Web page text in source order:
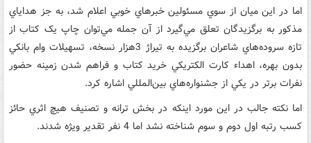
اما در اين ميان از سوي مسئولين خبرهاي خوبي اعلام شد، به جز هداياي
مذکور به برگزيدگان تعلق مي‌گيرد از آن جمله مي‌توان چاپ يک کتاب از
تازه سروده‌هاي شاعران برگزيده به تيراژ 3هزار نسخه، تسهيلات وام بانکي
بدون بهره، اهداء کارت الکتريکي خريد کتاب و فراهم شدن زمينه حضور
نفرات برتر در يکي از جشنواره‌هاي بين‌المللي اشاره کرد.
اما نکته جالب در اين مورد اينکه در بخش ترانه و تصنيف هيچ اثري حائز
کسب رتبه اول دوم و سوم شناخته نشد اما 4 نفر تقدير ويژه شدند.